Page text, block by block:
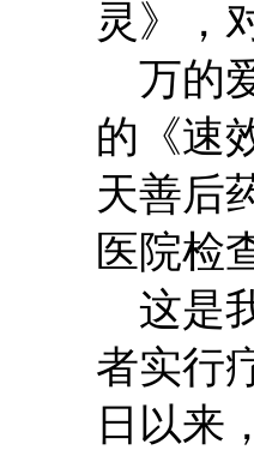
灵》，
万的
的《速
天善后
医院检
这是
者实行
日以来